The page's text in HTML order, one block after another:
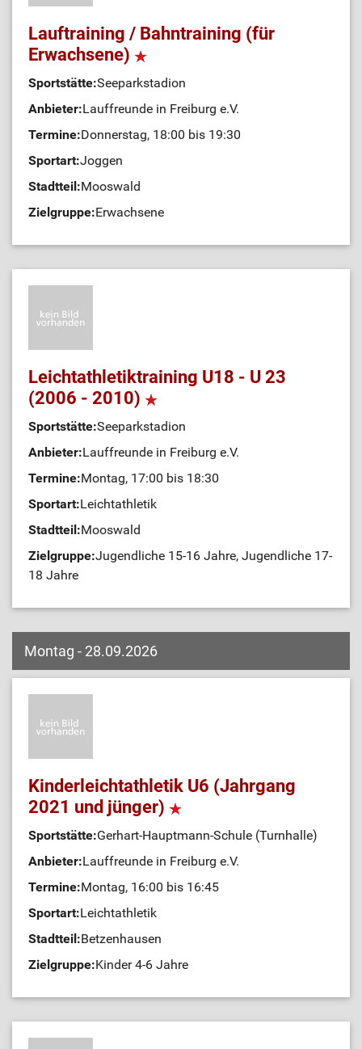
Lauftraining / Bahntraining (für
Erwachsene)
Sportstätte:Seeparkstadion
Anbieter:Lauffreunde in Freiburg e.V.
Termine:Donnerstag, 18:00 bis 19:30
Sportart:Joggen
Stadtteil:Mooswald
Zielgruppe:Erwachsene
Leichtathletiktraining U18 - U 23
(2006 - 2010)
Sportstätte:Seeparkstadion
Anbieter:Lauffreunde in Freiburg e.V.
Termine:Montag, 17:00 bis 18:30
Sportart:Leichtathletik
Stadtteil:Mooswald
Zielgruppe:Jugendliche 15-16 Jahre, Jugendliche 17-
18 Jahre
Montag - 28.09.2026
Kinderleichtathletik U6 (Jahrgang
2021 und jünger)
Sportstätte:Gerhart-Hauptmann-Schule (Turnhalle)
Anbieter:Lauffreunde in Freiburg e.V.
Termine:Montag, 16:00 bis 16:45
Sportart:Leichtathletik
Stadtteil:Betzenhausen
Zielgruppe:Kinder 4-6 Jahre